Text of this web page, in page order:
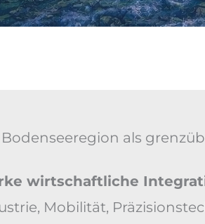
Bodenseeregion als
wirtschaftliche
Mobilität,